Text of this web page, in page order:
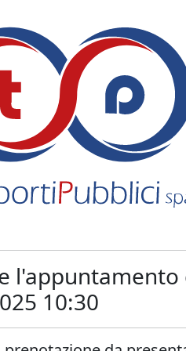
l'appuntamento
10:30